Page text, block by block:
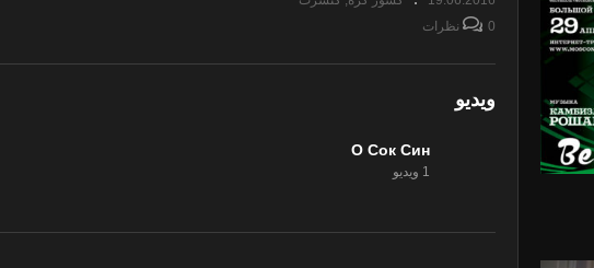
0 نظرات
ویدیو
О Сок Син
1 ویدیو